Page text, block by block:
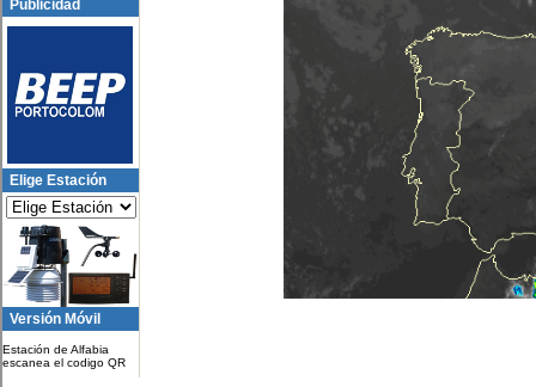
Publicidad
Elige Estación
Versión Móvil
Estación de Alfabia
escanea el codigo QR